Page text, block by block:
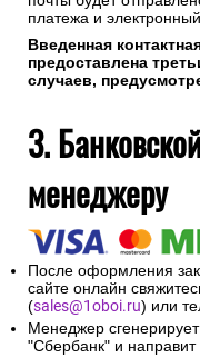
платежа и
Введенная
предоставлена
случаев,
3.
менеджеру
После оформления
сайте онлайн
(sales@1oboi.ru) или
Менеджер
"Сбербанк" и